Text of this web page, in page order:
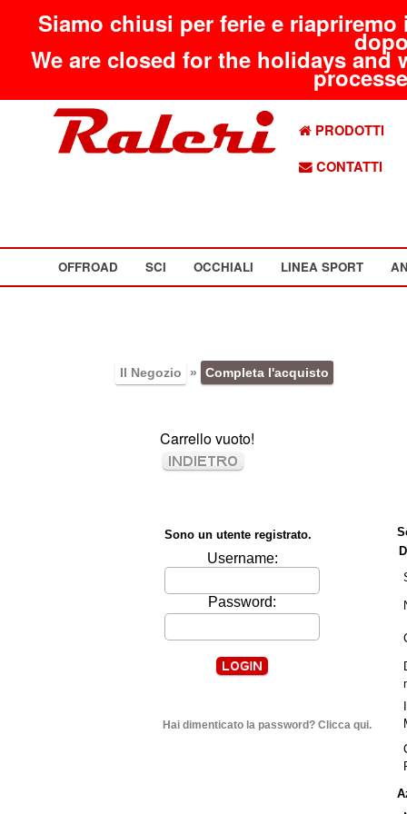
Siamo chiusi per ferie e
We are closed for the holidays
PRODOTTI
CONTATTI
OFFROAD SCI OCCHIALI LINEA SPORT
Il Negozio » Completa l'acquisto
Carrello vuoto!
Sono un utente registrato.
Username:
Password:
Hai dimenticato la password? Clicca qui.